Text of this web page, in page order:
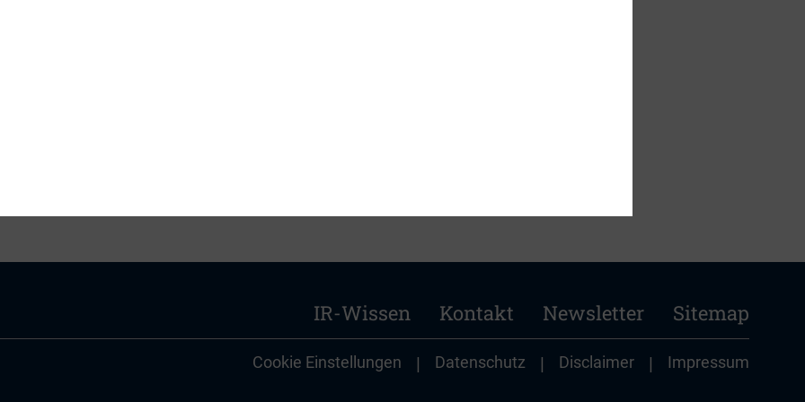
IR-Wissen Kontakt Newsletter Sitemap
Cookie Einstellungen | Datenschutz | Disclaimer | Impressum